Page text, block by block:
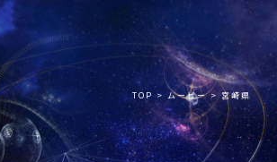
TOP > ムービー>宮崎県